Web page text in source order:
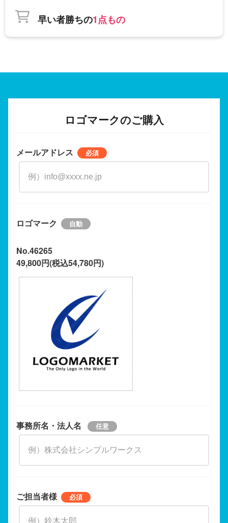
早い者勝ちの1点もの
ロゴマークのご購入
メールアドレス
ロゴマーク
No.46265
49,800円(税込54,780円)
事務所名・法人名
ご担当者様